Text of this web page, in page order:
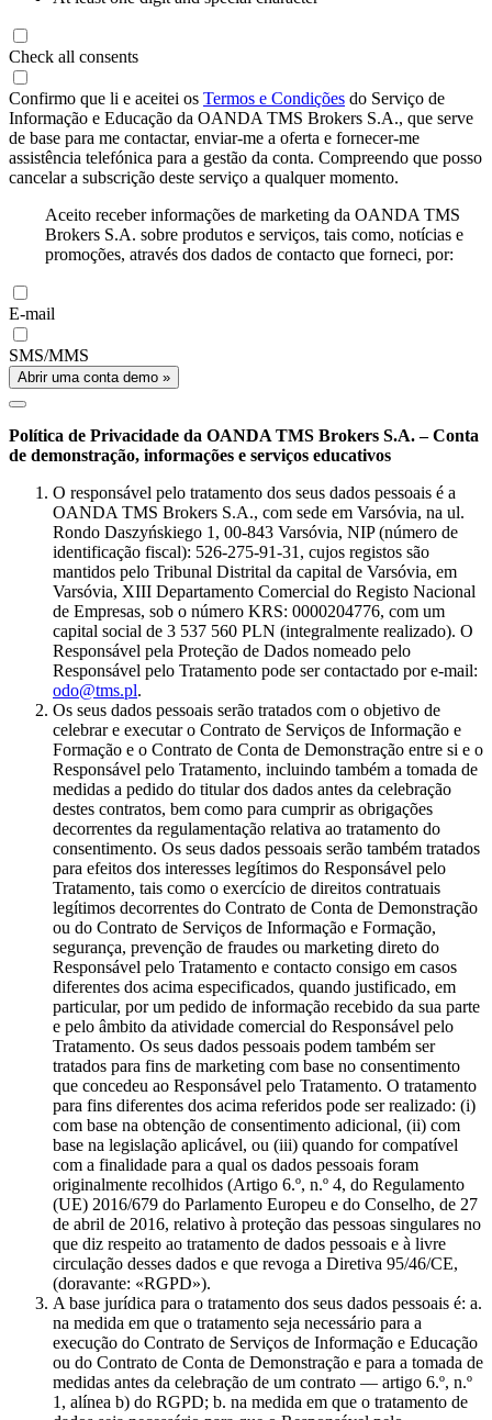
Check all consents
Confirmo que li e aceitei os Termos e Condições do Serviço de
Informação e Educação da OANDA TMS Brokers S.A., que serve
de base para me contactar, enviar-me a oferta e fornecer-me
assistência telefónica para a gestão da conta. Compreendo que posso
cancelar a subscrição deste serviço a qualquer momento.
Aceito receber informações de marketing da OANDA TMS
Brokers S.A. sobre produtos e serviços, tais como, notícias e
promoções, através dos dados de contacto que forneci, por:
E-mail
SMS/MMS
Abrir uma conta demo »
Política de Privacidade da OANDA TMS Brokers S.A. – Conta
de demonstração, informações e serviços educativos
O responsável pelo tratamento dos seus dados pessoais é a
OANDA TMS Brokers S.A., com sede em Varsóvia, na ul.
Rondo Daszyńskiego 1, 00-843 Varsóvia, NIP (número de
identificação fiscal): 526-275-91-31, cujos registos são
mantidos pelo Tribunal Distrital da capital de Varsóvia, em
Varsóvia, XIII Departamento Comercial do Registo Nacional
de Empresas, sob o número KRS: 0000204776, com um
capital social de 3 537 560 PLN (integralmente realizado). O
Responsável pela Proteção de Dados nomeado pelo
Responsável pelo Tratamento pode ser contactado por e-mail:
odo@tms.pl.
Os seus dados pessoais serão tratados com o objetivo de
celebrar e executar o Contrato de Serviços de Informação e
Formação e o Contrato de Conta de Demonstração entre si e o
Responsável pelo Tratamento, incluindo também a tomada de
medidas a pedido do titular dos dados antes da celebração
destes contratos, bem como para cumprir as obrigações
decorrentes da regulamentação relativa ao tratamento do
consentimento. Os seus dados pessoais serão também tratados
para efeitos dos interesses legítimos do Responsável pelo
Tratamento, tais como o exercício de direitos contratuais
legítimos decorrentes do Contrato de Conta de Demonstração
ou do Contrato de Serviços de Informação e Formação,
segurança, prevenção de fraudes ou marketing direto do
Responsável pelo Tratamento e contacto consigo em casos
diferentes dos acima especificados, quando justificado, em
particular, por um pedido de informação recebido da sua parte
e pelo âmbito da atividade comercial do Responsável pelo
Tratamento. Os seus dados pessoais podem também ser
tratados para fins de marketing com base no consentimento
que concedeu ao Responsável pelo Tratamento. O tratamento
para fins diferentes dos acima referidos pode ser realizado: (i)
com base na obtenção de consentimento adicional, (ii) com
base na legislação aplicável, ou (iii) quando for compatível
com a finalidade para a qual os dados pessoais foram
originalmente recolhidos (Artigo 6.º, n.º 4, do Regulamento
(UE) 2016/679 do Parlamento Europeu e do Conselho, de 27
de abril de 2016, relativo à proteção das pessoas singulares no
que diz respeito ao tratamento de dados pessoais e à livre
circulação desses dados e que revoga a Diretiva 95/46/CE,
(doravante: «RGPD»).
A base jurídica para o tratamento dos seus dados pessoais é: a.
na medida em que o tratamento seja necessário para a
execução do Contrato de Serviços de Informação e Educação
ou do Contrato de Conta de Demonstração e para a tomada de
medidas antes da celebração de um contrato — artigo 6.º, n.º
1, alínea b) do RGPD; b. na medida em que o tratamento de